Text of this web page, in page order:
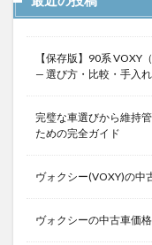
【保存版】90系 VOXY
— 選び方・比較・手入
完璧な車選びから維持
ための完全ガイド
ヴォクシー(VOXY)の中
ヴォクシーの中古車価